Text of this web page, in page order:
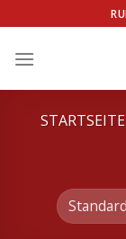
to
content
STARTSEITE